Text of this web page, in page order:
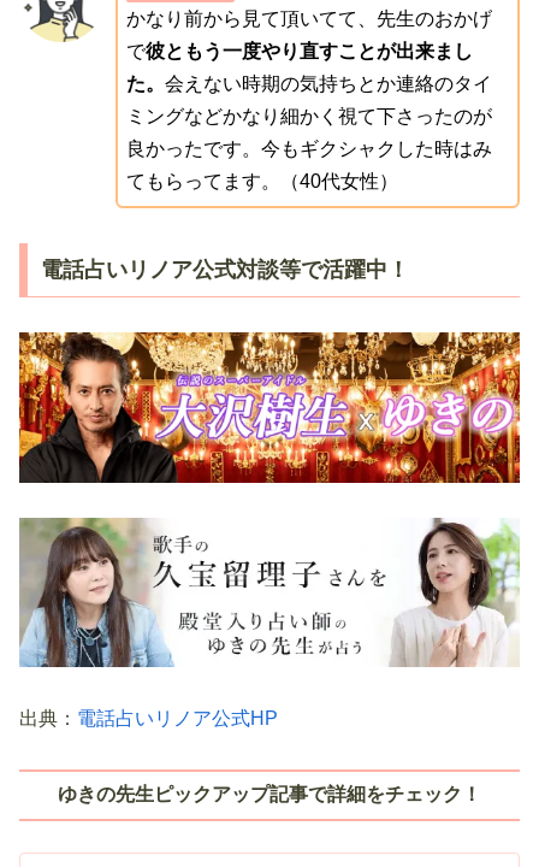
かなり前から見て頂いてて、先生のおかげ
で彼ともう一度やり直すことが出来まし
た。 会えない時期の気持ちとか連絡のタイ
ミングなどかなり細かく視て下さったのが
良かったです。今もギクシャクした時はみ
てもらってます。（40代女性）
電話占いリノア公式対談等で活躍中！
出典： 電話占いリノア公式HP
ゆきの先生ピックアップ記事で詳細をチェック！